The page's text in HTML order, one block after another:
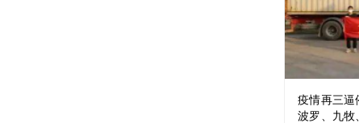
疫情再三逼
波罗、九牧